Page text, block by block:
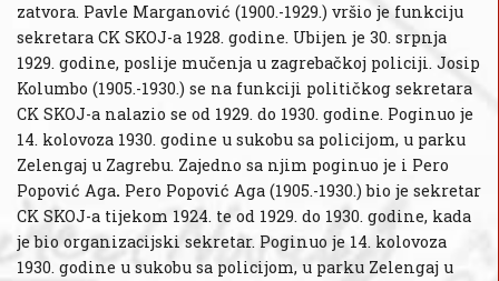
zatvora. Pavle Marganović (1900.-1929.) vršio je funkciju
sekretara CK SKOJ-a 1928. godine. Ubijen je 30. srpnja
1929. godine, poslije mučenja u zagrebačkoj policiji. Josip
Kolumbo (1905.-1930.) se na funkciji političkog sekretara
CK SKOJ-a nalazio se od 1929. do 1930. godine. Poginuo je
14. kolovoza 1930. godine u sukobu sa policijom, u parku
Zelengaj u Zagrebu. Zajedno sa njim poginuo je i Pero
Popović Aga. Pero Popović Aga (1905.-1930.) bio je sekretar
CK SKOJ-a tijekom 1924. te od 1929. do 1930. godine, kada
je bio organizacijski sekretar. Poginuo je 14. kolovoza
1930. godine u sukobu sa policijom, u parku Zelengaj u